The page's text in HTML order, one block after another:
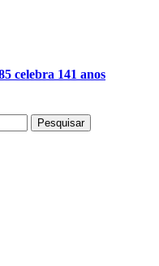
celebra 141 anos